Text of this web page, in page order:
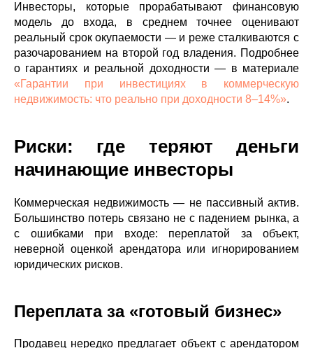
Инвесторы, которые прорабатывают финансовую
модель до входа, в среднем точнее оценивают
реальный срок окупаемости — и реже сталкиваются с
разочарованием на второй год владения. Подробнее
о гарантиях и реальной доходности — в материале
«Гарантии при инвестициях в коммерческую
недвижимость: что реально при доходности 8–14%».
Риски: где теряют деньги
начинающие инвесторы
Коммерческая недвижимость — не пассивный актив.
Большинство потерь связано не с падением рынка, а
с ошибками при входе: переплатой за объект,
неверной оценкой арендатора или игнорированием
юридических рисков.
Переплата за «готовый бизнес»
Продавец нередко предлагает объект с арендатором